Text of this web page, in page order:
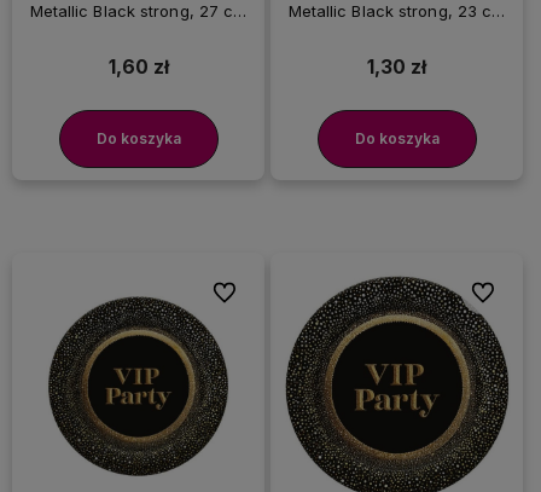
Metallic Black strong, 27 cm
1,60 zł
Do koszyka
Metallic Black strong, 23 cm
1,30 zł
Do koszyka
Do ulubionych Do